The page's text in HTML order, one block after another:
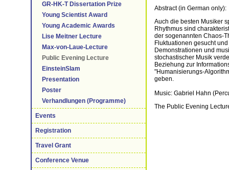
GR-HK-T Dissertation Prize
Young Scientist Award
Young Academic Awards
Lise Meitner Lecture
Max-von-Laue-Lecture
Public Evening Lecture
EinsteinSlam
Presentation
Poster
Verhandlungen (Programme)
Events
Registration
Travel Grant
Conference Venue
Abstract (in German only):
Auch die besten Musiker
Rhythmus sind
der sogenannten Chaos-
Fluktuationen gesucht
Demonstrationen und
stochastischer Musik
Beziehung zur
"Humanisierungs-
geben.
Music: Gabriel Hahn
The Public Evening